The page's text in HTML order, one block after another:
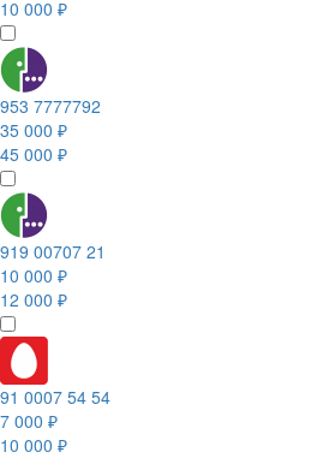
10 000 ₽
953 7777792
35 000 ₽
45 000 ₽
919 00707 21
10 000 ₽
12 000 ₽
91 0007 54 54
7 000 ₽
10 000 ₽